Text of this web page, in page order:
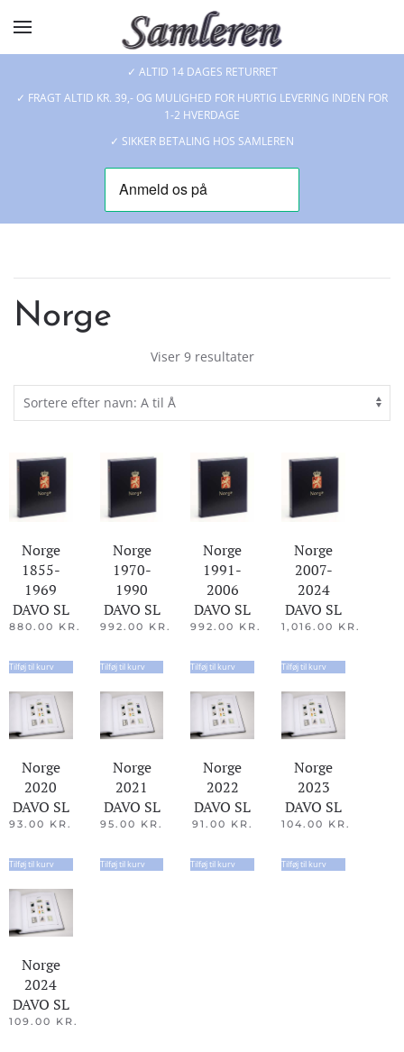
Skip to main content
✓ ALTID 14 DAGES RETURRET
✓ FRAGT ALTID KR. 39,- OG MULIGHED FOR HURTIG LEVERING INDEN FOR
1-2 HVERDAGE
✓ SIKKER BETALING HOS SAMLEREN
Norge
Viser 9 resultater
Norge
1855-
1969
DAVO SL
880.00 KR.
Tilføj til kurv
Norge
1970-
1990
DAVO SL
992.00 KR.
Tilføj til kurv
Norge
1991-
2006
DAVO SL
992.00 KR.
Tilføj til kurv
Norge
2007-
2024
DAVO SL
1,016.00 KR.
Tilføj til kurv
Norge
2020
DAVO SL
93.00 KR.
Tilføj til kurv
Norge
2021
DAVO SL
95.00 KR.
Tilføj til kurv
Norge
2022
DAVO SL
91.00 KR.
Tilføj til kurv
Norge
2023
DAVO SL
104.00 KR.
Tilføj til kurv
Norge
2024
DAVO SL
109.00 KR.